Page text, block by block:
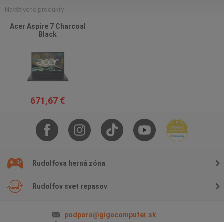
Navštívené produkty
Acer Aspire 7 Charcoal
Black
671,67 €
Rudolfova herná zóna
Rudolfov svet repasov
podpora@gigacomputer.sk